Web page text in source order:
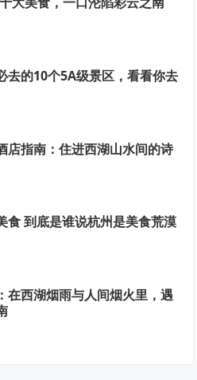
去的10个5A级景区，看看你去
店指南：住进西湖山水间的诗
食 到底是谁说杭州是美食荒漠
在西湖烟雨与人间烟火里，遇